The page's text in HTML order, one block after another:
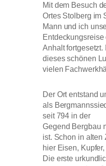
Mit dem Besuch
Ortes Stolberg im
Mann und ich
Anhalt fortgesetzt.
dieses schönen
vielen
Der Ort entstand
als
seit 794 in der
Gegend Bergbau
ist. Schon in alten
hier Eisen,
Die erste